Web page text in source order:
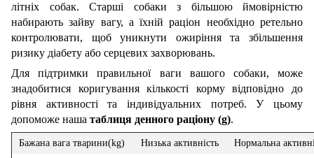
літніх собак. Старші собаки з більшою ймовірністю
набирають зайву вагу, а їхній раціон необхідно ретельно
контролювати, щоб уникнути ожиріння та збільшення
ризику діабету або серцевих захворювань.
Для підтримки правильної ваги вашого собаки, може
знадобитися коригування кількості корму відповідно до
рівня активності та індивідуальних потреб. У цьому
допоможе наша таблиця денного раціону (g).
Бажана вага тварини(kg) Низька активність
Нормальна